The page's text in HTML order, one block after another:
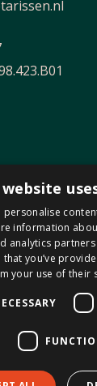
Beek
website
personalise
information
analytics
you’ve
your use of their